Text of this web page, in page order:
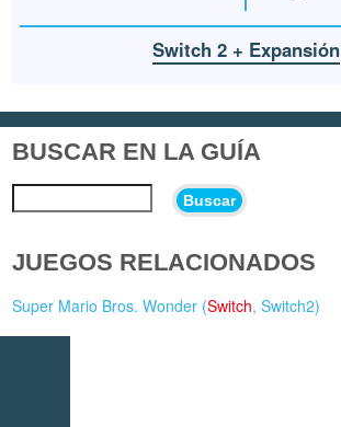
Switch 2 + Expansión
BUSCAR EN LA GUÍA
Buscar
JUEGOS RELACIONADOS
Super Mario Bros. Wonder (Switch,Switch2)